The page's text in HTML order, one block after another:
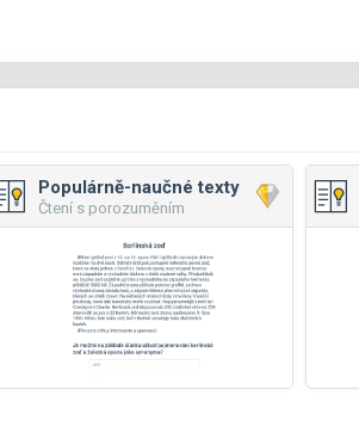
Populárně-naučné texty
Čtení s porozuměním